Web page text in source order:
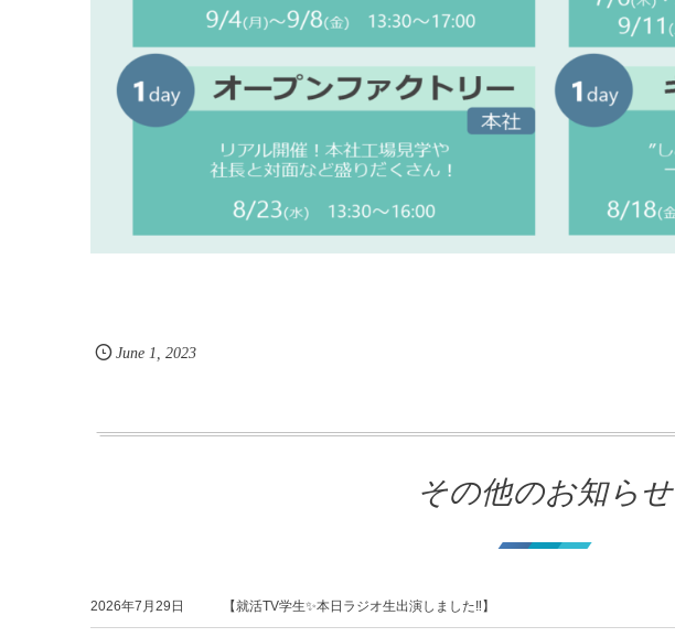
June 1,2023
その他のお知らせ
2026年7月29日 【就活TV学生✨本日ラジオ生出演しました‼️】